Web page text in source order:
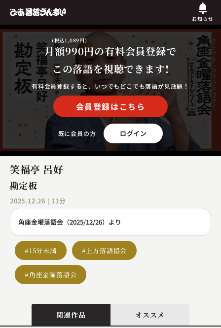
お知らせ
月額990円
(税込1,089円)
の有料会員登録で
この落語を視聴できます!
有料会員登録すると、いつでもどこでも落語が見放題！
会員登録はこちら
既に会員の方 ログイン
笑福亭 呂好
勘定板
2025.12.26 | 11分
角座金曜落語会（2025/12/26）より
#15分未満 #上方落語協会
#角座金曜落語会
関連作品 オススメ